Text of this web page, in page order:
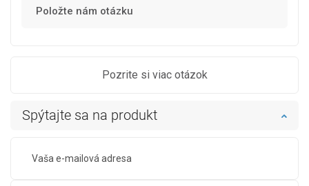
Položte nám otázku
Pozrite si viac otázok
Spýtajte sa na produkt